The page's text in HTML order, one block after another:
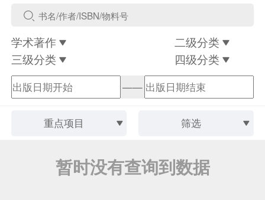
学术著作
二级分类
三级分类
四级分类
——
重点项目 筛选
暂时没有查询到数据